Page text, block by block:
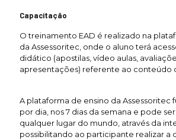
Capacitação
O treinamento EAD é realizado na
da Assessoritec, onde o aluno terá
didático (apostilas, vídeo aulas,
apresentações) referente ao conteúdo
A plataforma de ensino da Assessoritec
por dia, nos 7 dias da semana e pode
qualquer lugar do mundo, através da
possibilitando ao participante realizar a